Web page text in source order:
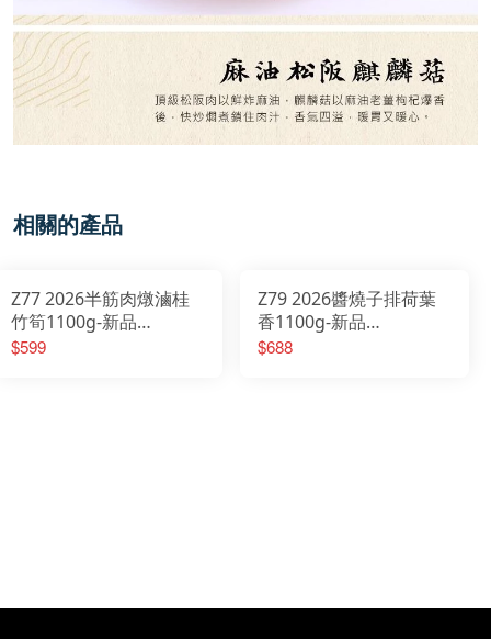
相關的產品
Z77 2026半筋肉燉滷桂
竹筍1100g-新品
2026/01/20開始出貨
$599
Z79 2026醬燒子排荷葉
香1100g-新品
2026/01/20開始出貨
$688